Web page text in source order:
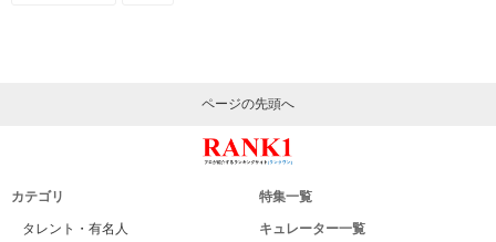
ページの先頭へ
カテゴリ
タレント・有名人
特集一覧
キュレーター一覧